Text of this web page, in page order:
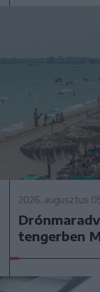
2026. augusztus
tengerben